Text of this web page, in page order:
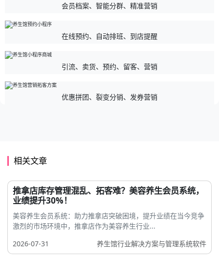
会员档案、智能分群、精准营销
在线预约、自动排班、到店提醒
引流、卖货、预约、留客、营销
优惠拼团、裂变分销、发券营销
相关文章
推拿店库存管理混乱、拓客难？美容养生会员系统，
业绩提升30%！
美容养生会员系统：助力推拿店突破困境，提升业绩在当今竞争
激烈的市场环境中，推拿店作为美容养生行业...
2026-07-31
养生馆行业解决方案与管理系统软件